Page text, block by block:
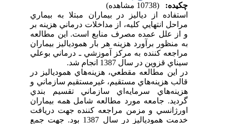
چکیده:
استفاده از دياليز در بيماران مبتلا به بيماري
مراحل انتهايي کليه، از مداخلات درماني هزينه بر
و از علل عمده مصرف منابع است. اين مطالعه
به منظور برآورد هزينه هر بار همودياليز بيماران
مراجعه کننده به مرکز آموزشي ـ درماني بوعلي
سيناي قزوين در سال 1387 انجام شد.
در اين مطالعه مقطعي، هزينه‌هاي همودياليز در
قالب هزينه‌هاي مستقيم، غيرمستقيم سازماني و
هزينه‌هاي سرمايه‌اي سازماني تقسيم بندي
گرديد. جامعه مورد مطالعه شامل همه بيماران
اورژانسي و مزمن مراجعه کننده جهت دريافت
خدمت همودياليز در سال 1387 بود. جهت جمع